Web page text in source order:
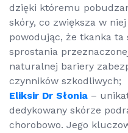
dzięki któremu
skóry, co zwiększa w
powodując, że tkanka ta
sprostania
naturalnej bariery
czynników szkodliwych;
Eliksir Dr Słonia –
dedykowany skórze
chorobowo. Jego